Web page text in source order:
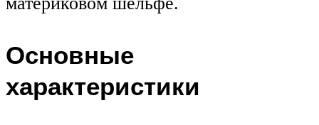
Основные
характеристики